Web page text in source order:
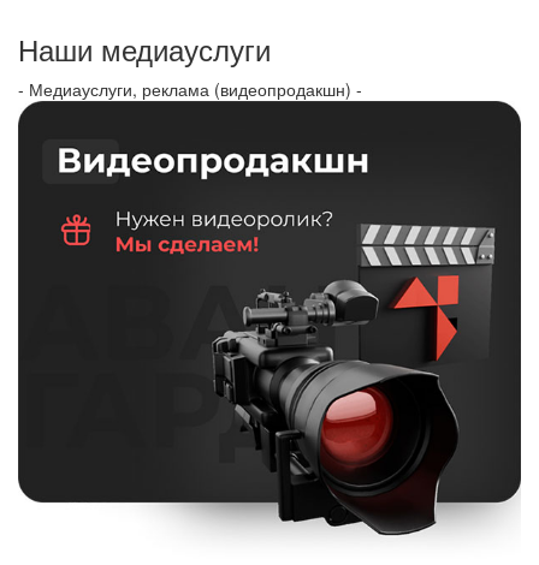
Наши медиауслуги
- Медиауслуги, реклама (видеопродакшн) -